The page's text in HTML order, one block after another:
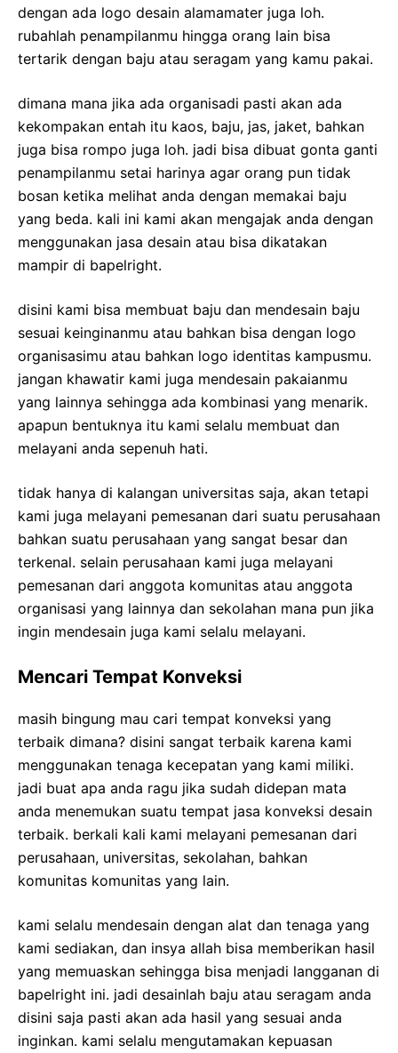
dengan ada logo desain alamamater juga loh.
rubahlah penampilanmu hingga orang lain bisa
tertarik dengan baju atau seragam yang kamu pakai.
dimana mana jika ada organisadi pasti akan ada
kekompakan entah itu kaos, baju, jas, jaket, bahkan
juga bisa rompo juga loh. jadi bisa dibuat gonta ganti
penampilanmu setai harinya agar orang pun tidak
bosan ketika melihat anda dengan memakai baju
yang beda. kali ini kami akan mengajak anda dengan
menggunakan jasa desain atau bisa dikatakan
mampir di bapelright.
disini kami bisa membuat baju dan mendesain baju
sesuai keinginanmu atau bahkan bisa dengan logo
organisasimu atau bahkan logo identitas kampusmu.
jangan khawatir kami juga mendesain pakaianmu
yang lainnya sehingga ada kombinasi yang menarik.
apapun bentuknya itu kami selalu membuat dan
melayani anda sepenuh hati.
tidak hanya di kalangan universitas saja, akan tetapi
kami juga melayani pemesanan dari suatu perusahaan
bahkan suatu perusahaan yang sangat besar dan
terkenal. selain perusahaan kami juga melayani
pemesanan dari anggota komunitas atau anggota
organisasi yang lainnya dan sekolahan mana pun jika
ingin mendesain juga kami selalu melayani.
Mencari Tempat Konveksi
masih bingung mau cari tempat konveksi yang
terbaik dimana? disini sangat terbaik karena kami
menggunakan tenaga kecepatan yang kami miliki.
jadi buat apa anda ragu jika sudah didepan mata
anda menemukan suatu tempat jasa konveksi desain
terbaik. berkali kali kami melayani pemesanan dari
perusahaan, universitas, sekolahan, bahkan
komunitas komunitas yang lain.
kami selalu mendesain dengan alat dan tenaga yang
kami sediakan, dan insya allah bisa memberikan hasil
yang memuaskan sehingga bisa menjadi langganan di
bapelright ini. jadi desainlah baju atau seragam anda
disini saja pasti akan ada hasil yang sesuai anda
inginkan. kami selalu mengutamakan kepuasan